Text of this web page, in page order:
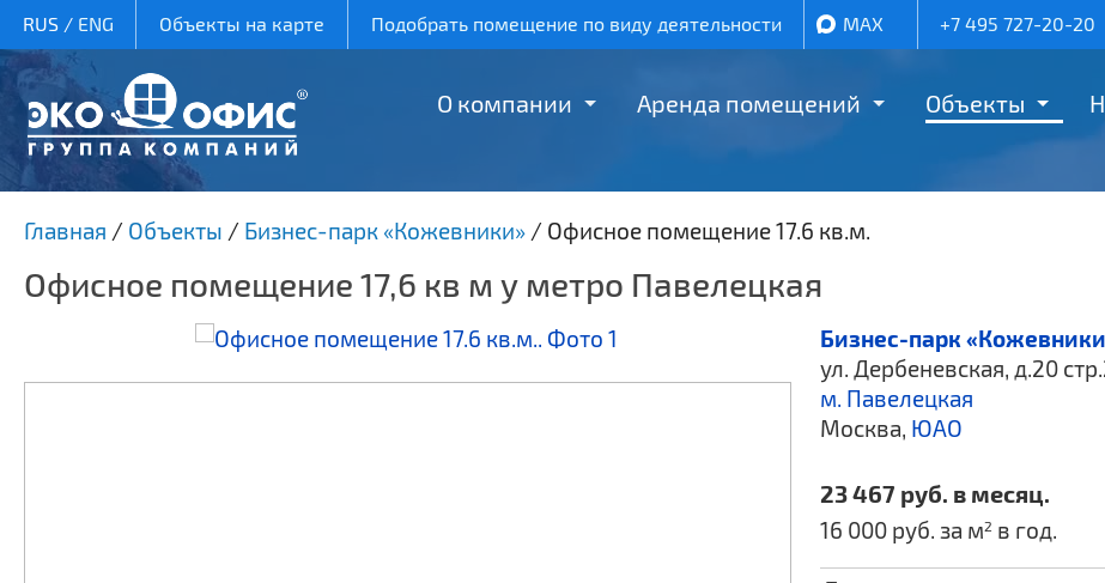
RUS/ ENG Объекты на карте Подобрать помещение по виду деятельности MAX +7 495 727-20-20
О компании Аренда помещений Объекты
Главная / Объекты / Бизнес-парк «Кожевники» / Офисное помещение 17.6 кв.м.
Офисное помещение 17,6 кв м у метро Павелецкая
Бизнес-парк
ул. Дербеневская, д.20
м. Павелецкая
Москва, ЮАО
23 467 руб. в месяц.
16 000 руб. за м2 в год.